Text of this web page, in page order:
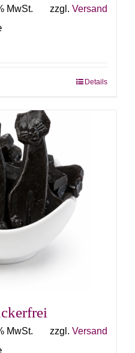
MwSt. zzgl. Versand
Details
MwSt. zzgl. Versand